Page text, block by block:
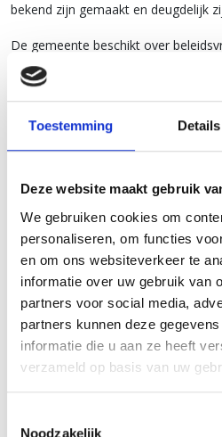
Toestemming Details
Deze website maakt gebruik
We gebruiken cookies om
personaliseren, om functies
en om ons websiteverkeer te
informatie over uw gebruik van
partners voor social media,
partners kunnen deze
informatie die u aan ze heeft
verzameld op basis van uw
Noodzakelijk
bekend zijn gemaakt en deugdelijk
De gemeente beschikt over
te geven waarbij het te
Het vereiste van objectiviteit houdt
geformuleerd zodat een
verzekerd en willekeur wordt
bijvoorbeeld niet toegestaan om de
één bepaalde gegadigde met als
vaststaande gegadigde. Dit kan
omdat geen andere partijen in
te verwezenlijken.
Herkansing?
In het onderhavig geval zou de
kunnen geven aan de
dat de GGD de enige serieuze